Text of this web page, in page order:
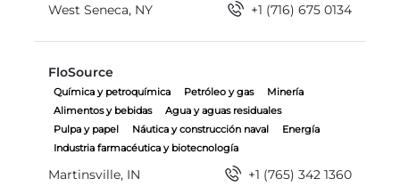
West Seneca, NY +1 (716) 675 0134
FloSource
Química y petroquímica Petróleo y gas
Minería
Alimentos y bebidas
Agua y aguas residuales
Pulpa y papel
Náutica y construcción naval
Energía
Industria farmacéutica y biotecnología
Martinsville, IN +1 (765) 342 1360